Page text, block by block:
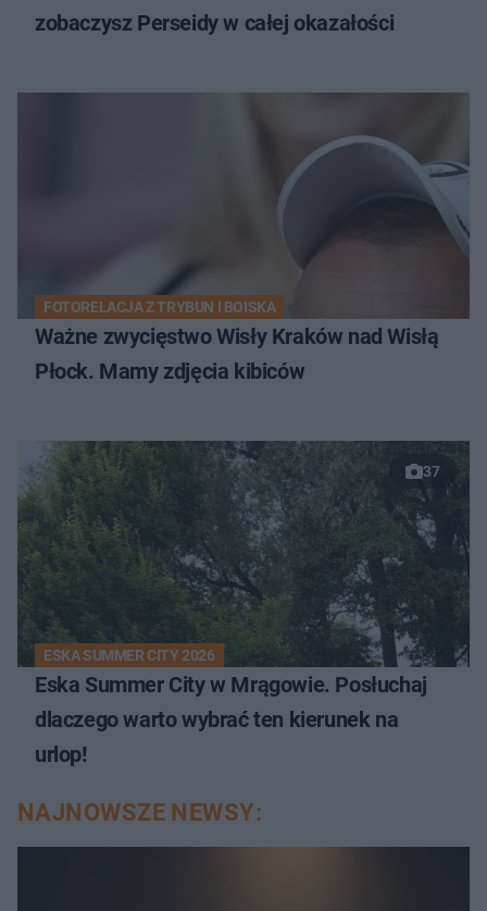
zobaczysz Perseidy w całej okazałości
FOTORELACJA Z TRYBUN I BOISKA
Ważne zwycięstwo Wisły Kraków nad Wisłą
Płock. Mamy zdjęcia kibiców
37
ESKA SUMMER CITY 2026
Eska Summer City w Mrągowie. Posłuchaj
dlaczego warto wybrać ten kierunek na
urlop!
NAJNOWSZE NEWSY: